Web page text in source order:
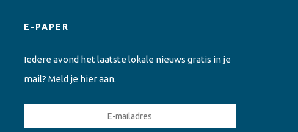
E-PAPER
Iedere avond het laatste lokale nieuws gratis in je
mail? Meld je hier aan.